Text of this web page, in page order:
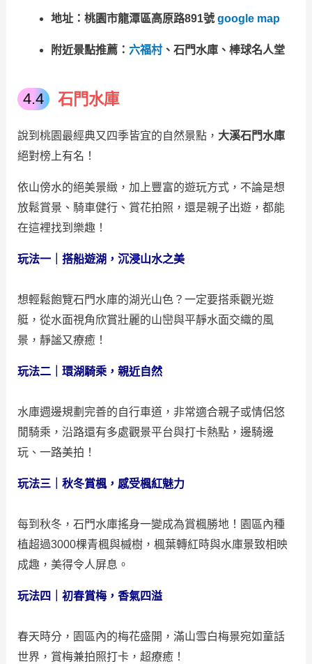
地址：桃園市龍潭區高原路891號 google map
附近景點推薦： 六福村、石門水庫、棒球名人堂
石門水庫
說到桃園最經典又四季皆宜的自然景點， 大溪石門水庫
絕對榜上有名！
依山傍水的絕美景緻，加上豐富的遊玩方式，不論是想
放鬆賞景、騎車健行、賞花拍照，還是親子出遊，都能
在這裡找到樂趣！
玩法一｜搭船遊湖，沉浸山水之美
想輕鬆飽覽石門水庫的湖光山色？一定要搭乘觀光遊
艇，從水面視角欣賞壯麗的山巒與平靜水面交織的風
景，靜謐又療癒！
玩法二｜環湖騎乘，親近自然
水庫週邊規劃完善的自行車道，非常適合親子或情侶悠
閒騎乘，沿路還有多處觀景平台與打卡熱點，邊騎邊
玩、一路美拍！
玩法三｜秋冬賞楓，感受楓紅魅力
每到秋冬，石門水庫搖身一變成為賞楓勝地！園區內種
植超過3000棵青楓與槭樹，楓葉轉紅時與水庫景致相映
成趣，美得令人屏息。
玩法四｜初春賞梅，香氣四溢
春天時分，園區內的梅花盛開，滿山雪白梅景宛如童話
世界，賞梅兼拍照打卡，超療癒！